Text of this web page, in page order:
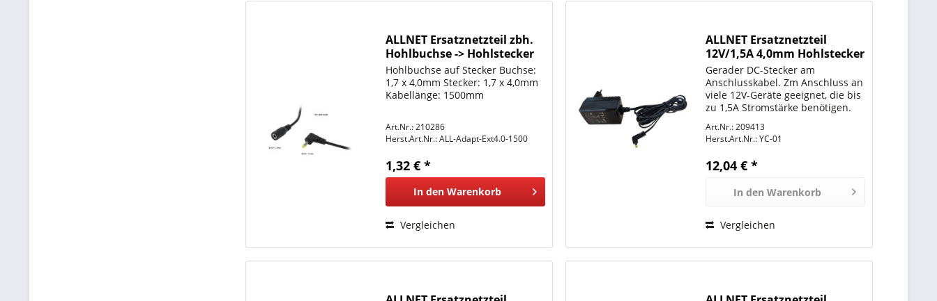
ALLNET Ersatznetzteil zbh.
Hohlbuchse -> Hohlstecker
Adapterkabel Verlängerung
-> 4,0mm x 1,7mm 1,5m
Hohlbuchse auf Stecker Buchse:
1,7 x 4,0mm Stecker: 1,7 x 4,0mm
Kabellänge: 1500mm
Art.Nr.: 210286
Herst.Art.Nr.:ALL-Adapt-Ext4.0-1500
1,32 € *
In den Warenkorb
Vergleichen
ALLNET Ersatznetzteil
12V/1,5A 4,0mm Hohlstecker
Adpater EU/US/UK
Gerader DC-Stecker am
Anschlusskabel. Zm Anschluss an
viele 12V-Geräte geeignet, die bis
zu 1,5A Stromstärke benötigen.
Hohlstecker. Adapter für
EU,US,UK
Art.Nr.: 209413
Herst.Art.Nr.:YC-01
12,04 € *
In den Warenkorb
Vergleichen